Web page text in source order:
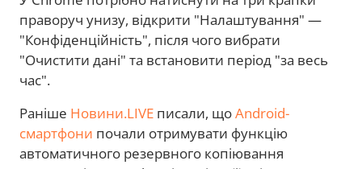
праворуч унизу, відкрити "Налаштування" —
"Конфіденційність", після чого вибрати
"Очистити дані" та встановити період "за весь
час".
Раніше Новини.LIVE писали, щоAndroid-
смартфони почали отримувати функцію
автоматичного резервного копіювання